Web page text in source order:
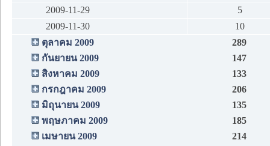
2009-11-29
5
2009-11-30
10
ตุลาคม 2009
289
กันยายน 2009
147
สิงหาคม 2009
133
กรกฎาคม 2009
206
มิถุนายน 2009
135
พฤษภาคม 2009
185
เมษายน 2009
214